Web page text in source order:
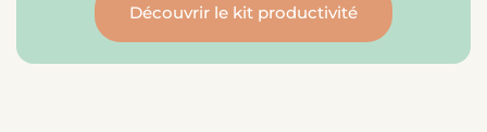
Découvrir le kit productivité